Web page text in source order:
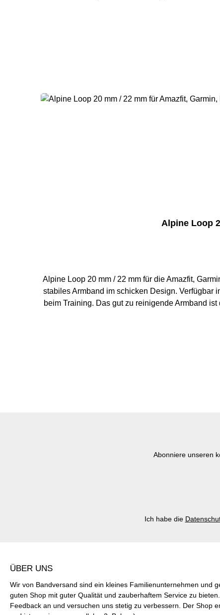
Alpine Loop
Alpine Loop 20 mm / 22 mm für die Amazfit, Garmin, Huawei und Samsung Galaxy Watch
stabiles Armband im schicken Design. Verfügbar
beim Training. Das gut zu reinigende Armband ist das perfekte
Abonniere unseren
Ich habe die
ÜBER UNS
Wir von Bandversand sind ein kleines Familienunternehmen und
guten Shop mit guter Qualität und zauberhaftem Service zu
Feedback an und versuchen uns stetig zu verbessern. Der Shop